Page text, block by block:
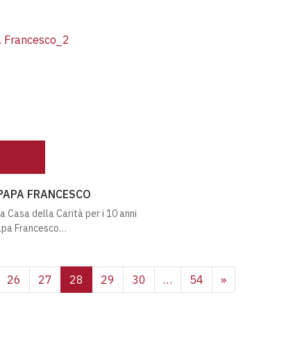
FRANCESCO
Casa della Carità per i 10 anni
Francesco…
DEGLI ARTICOLI
26 27 28 29 30 … 54 »